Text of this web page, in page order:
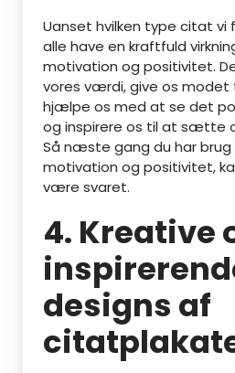
Uanset hvilken type citat vi
alle have en kraftfuld
motivation og positivitet.
vores værdi, give os
hjælpe os med at se det
og inspirere os til at sætte
Så næste gang du har
motivation og positivitet,
være svaret.
4. Kreative
designs af